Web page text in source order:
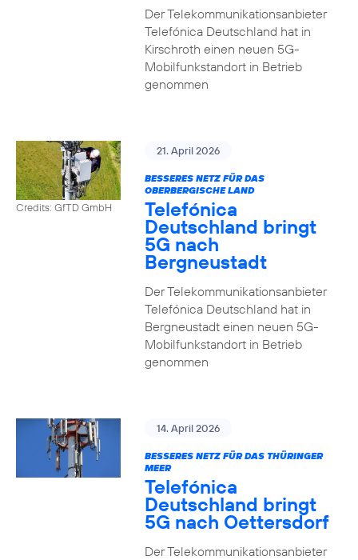
Der Telekommunikationsanbieter
Telefónica Deutschland hat in
Kirschroth einen neuen 5G-
Mobilfunkstandort in Betrieb
genommen
Credits: GfTD GmbH
21. April 2026
BESSERES NETZ FÜR DAS
OBERBERGISCHE LAND
Telefónica
Deutschland bringt
5G nach
Bergneustadt
Der Telekommunikationsanbieter
Telefónica Deutschland hat in
Bergneustadt einen neuen 5G-
Mobilfunkstandort in Betrieb
genommen
14. April 2026
BESSERES NETZ FÜR DAS THÜRINGER
MEER
Telefónica
Deutschland bringt
5G nach Oettersdorf
Der Telekommunikationsanbieter